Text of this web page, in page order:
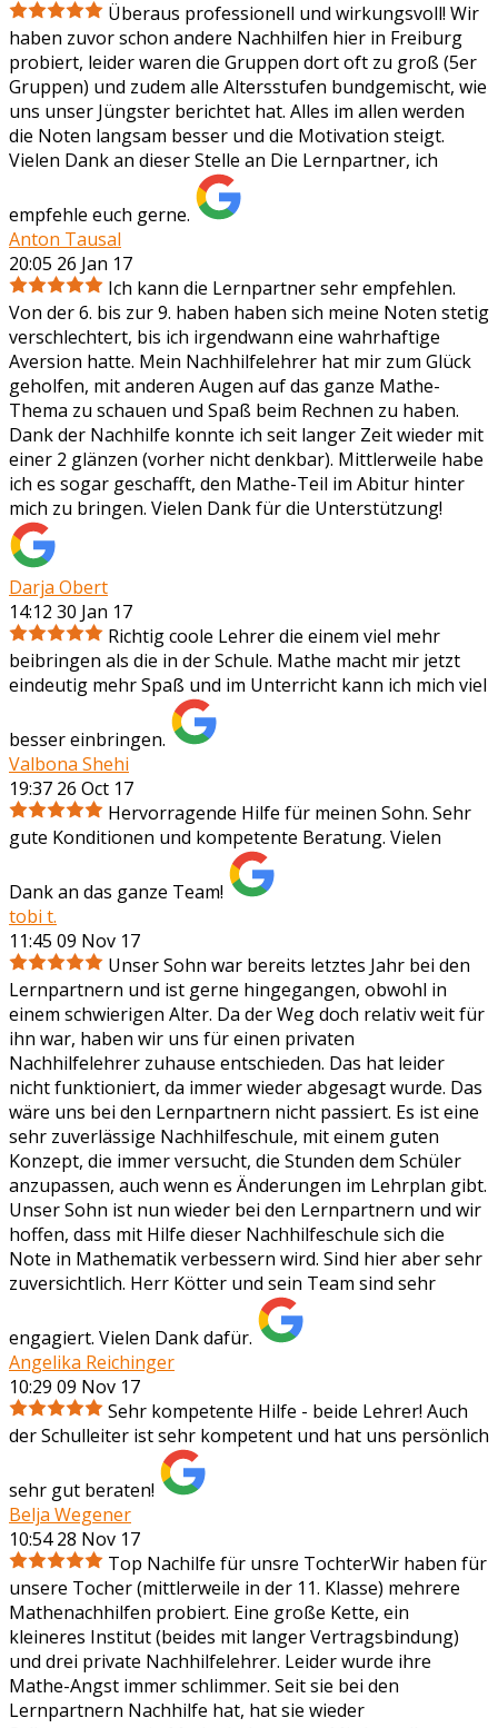
Überaus professionell und wirkungsvoll! Wir
haben zuvor schon andere Nachhilfen hier in Freiburg
probiert, leider waren die Gruppen dort oft zu groß (5er
Gruppen) und zudem alle Altersstufen bundgemischt, wie
uns unser Jüngster berichtet hat. Alles im allen werden
die Noten langsam besser und die Motivation steigt.
Vielen Dank an dieser Stelle an Die Lernpartner, ich
empfehle euch gerne.
Anton Tausal
20:05 26 Jan 17
Ich kann die Lernpartner sehr empfehlen.
Von der 6. bis zur 9. haben haben sich meine Noten stetig
verschlechtert, bis ich irgendwann eine wahrhaftige
Aversion hatte. Mein Nachhilfelehrer hat mir zum Glück
geholfen, mit anderen Augen auf das ganze Mathe-
Thema zu schauen und Spaß beim Rechnen zu haben.
Dank der Nachhilfe konnte ich seit langer Zeit wieder mit
einer 2 glänzen (vorher nicht denkbar). Mittlerweile habe
ich es sogar geschafft, den Mathe-Teil im Abitur hinter
mich zu bringen. Vielen Dank für die Unterstützung!
Darja Obert
14:12 30 Jan 17
Richtig coole Lehrer die einem viel mehr
beibringen als die in der Schule. Mathe macht mir jetzt
eindeutig mehr Spaß und im Unterricht kann ich mich viel
besser einbringen.
Valbona Shehi
19:37 26 Oct 17
Hervorragende Hilfe für meinen Sohn. Sehr
gute Konditionen und kompetente Beratung. Vielen
Dank an das ganze Team!
tobi t.
11:45 09 Nov 17
Unser Sohn war bereits letztes Jahr bei den
Lernpartnern und ist gerne hingegangen, obwohl in
einem schwierigen Alter. Da der Weg doch relativ weit für
ihn war, haben wir uns für einen privaten
Nachhilfelehrer zuhause entschieden. Das hat leider
nicht funktioniert, da immer wieder abgesagt wurde. Das
wäre uns bei den Lernpartnern nicht passiert. Es ist eine
sehr zuverlässige Nachhilfeschule, mit einem guten
Konzept, die immer versucht, die Stunden dem Schüler
anzupassen, auch wenn es Änderungen im Lehrplan gibt.
Unser Sohn ist nun wieder bei den Lernpartnern und wir
hoffen, dass mit Hilfe dieser Nachhilfeschule sich die
Note in Mathematik verbessern wird. Sind hier aber sehr
zuversichtlich. Herr Kötter und sein Team sind sehr
engagiert. Vielen Dank dafür.
Angelika Reichinger
10:29 09 Nov 17
Sehr kompetente Hilfe - beide Lehrer! Auch
der Schulleiter ist sehr kompetent und hat uns persönlich
sehr gut beraten!
Belja Wegener
10:54 28 Nov 17
Top Nachilfe für unsre TochterWir haben für
unsere Tocher (mittlerweile in der 11. Klasse) mehrere
Mathenachhilfen probiert. Eine große Kette, ein
kleineres Institut (beides mit langer Vertragsbindung)
und drei private Nachhilfelehrer. Leider wurde ihre
Mathe-Angst immer schlimmer. Seit sie bei den
Lernpartnern Nachhilfe hat, hat sie wieder